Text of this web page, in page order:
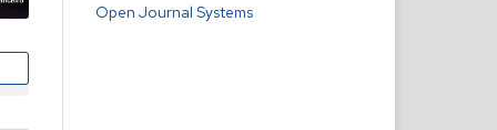
Open Journal Systems